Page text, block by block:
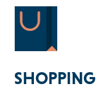
SHOPPING